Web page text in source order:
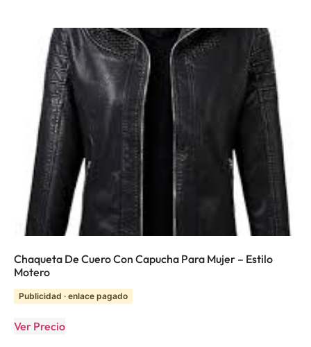
Chaqueta De Cuero Con Capucha Para Mujer – Estilo
Motero
Publicidad · enlace pagado
Ver Precio